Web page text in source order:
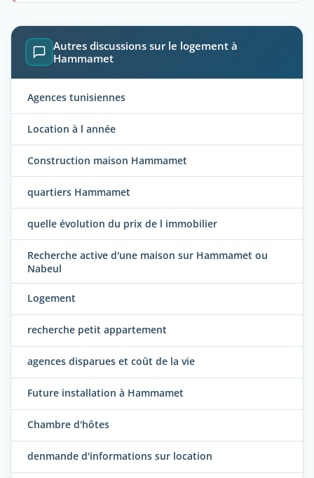
Autres discussions sur le logement à
Hammamet
Agences tunisiennes
Location à l année
Construction maison Hammamet
quartiers Hammamet
quelle évolution du prix de l immobilier
Recherche active d'une maison sur Hammamet ou
Nabeul
Logement
recherche petit appartement
agences disparues et coût de la vie
Future installation à Hammamet
Chambre d'hôtes
denmande d'informations sur location